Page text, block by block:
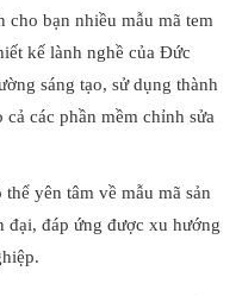
bạn nhiều mẫu mã tem
kế lành nghề của Đức
sáng tạo, sử dụng thành
các phần mềm chỉnh sửa
yên tâm về mẫu mã sản
đại, đáp ứng được xu hướng